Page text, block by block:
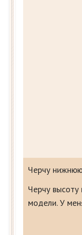
Черчу
Черчу
модели. У